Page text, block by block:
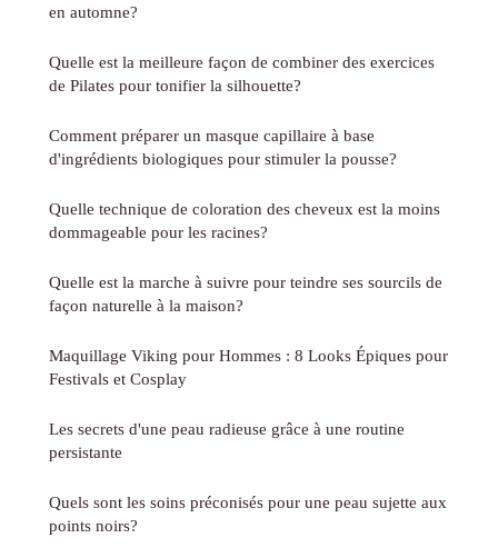
en automne?
Quelle est la meilleure façon de combiner des exercices
de Pilates pour tonifier la silhouette?
Comment préparer un masque capillaire à base
d'ingrédients biologiques pour stimuler la pousse?
Quelle technique de coloration des cheveux est la moins
dommageable pour les racines?
Quelle est la marche à suivre pour teindre ses sourcils de
façon naturelle à la maison?
Maquillage Viking pour Hommes : 8 Looks Épiques pour
Festivals et Cosplay
Les secrets d'une peau radieuse grâce à une routine
persistante
Quels sont les soins préconisés pour une peau sujette aux
points noirs?